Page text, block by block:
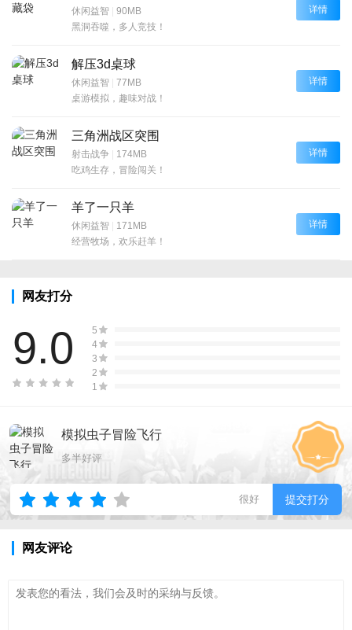
休闲益智 | 90MB
黑洞吞噬，多人竞技！
详情
解压3d桌球
休闲益智 | 77MB
桌游模拟，趣味对战！
详情
三角洲战区突围
射击战争 | 174MB
吃鸡生存，冒险闯关！
详情
羊了一只羊
休闲益智 | 171MB
经营牧场，欢乐赶羊！
详情
网友打分
9.0
5
4
3
2
1
模拟虫子冒险飞行
多半好评
很好 提交打分
网友评论